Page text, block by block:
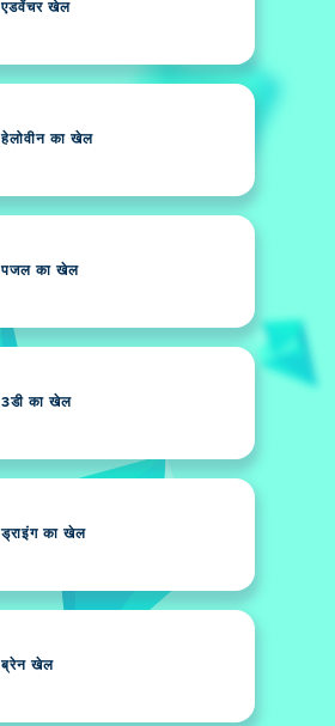
एडवेंचर खेल
हेलोवीन का खेल
पजल का खेल
3डी का खेल
ड्राइंग का खेल
ब्रेन खेल